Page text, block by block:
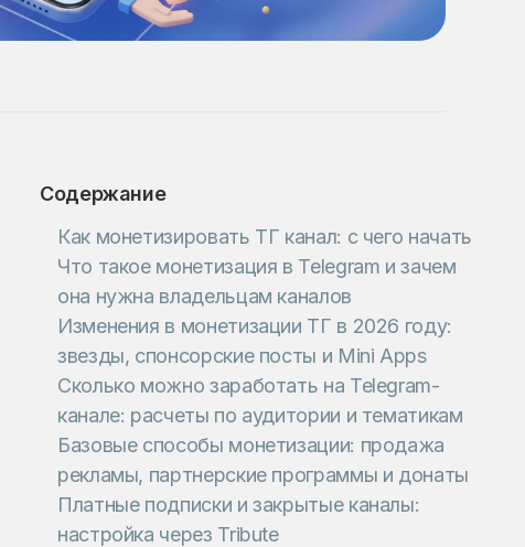
Содержание
Как монетизировать ТГ канал: с чего начать
Что такое монетизация в Telegram и зачем
она нужна владельцам каналов
Изменения в монетизации ТГ в 2026 году:
звезды, спонсорские посты и Mini Apps
Сколько можно заработать на Telegram-
канале: расчеты по аудитории и тематикам
Базовые способы монетизации: продажа
рекламы, партнерские программы и донаты
Платные подписки и закрытые каналы:
настройка через Tribute